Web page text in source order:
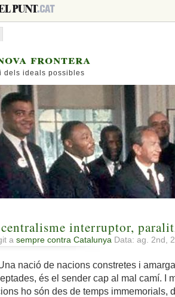
frontera
dels ideals possibles
interruptor,
a sempre contra Catalunya Data: ag. 2nd,
nació de nacions constretes i
és el sender cap al mal camí. I
ho són des de temps immemorials,